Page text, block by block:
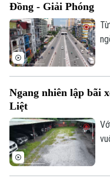
Đồng - Giải Phóng
Ngang nhiên lập bãi
Liệt